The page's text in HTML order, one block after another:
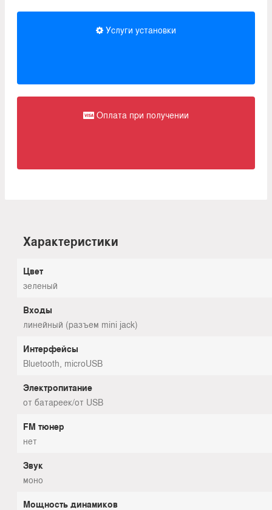
Услуги установки
Оплата при получении
Характеристики
Цвет
зеленый
Входы
линейный (разъем mini jack)
Интерфейсы
Bluetooth, microUSB
Электропитание
от батареек/от USB
FM тюнер
нет
Звук
моно
Мощность динамиков